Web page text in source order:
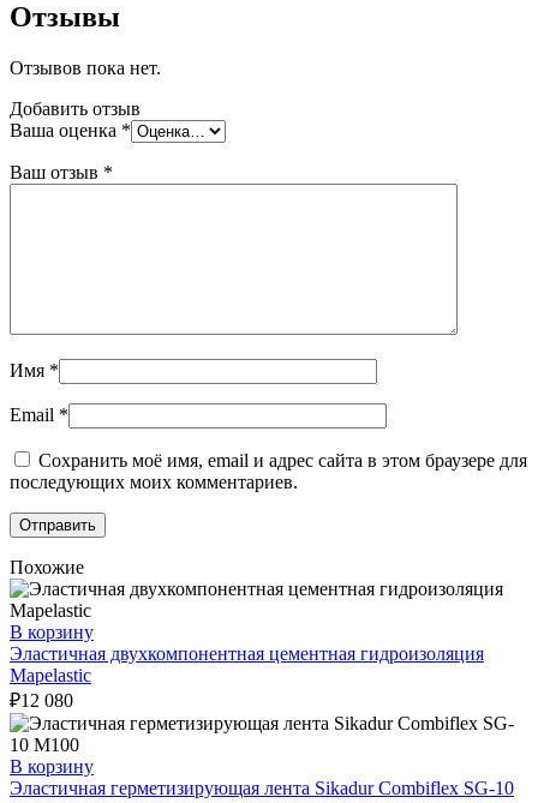
Отзывы
Отзывов пока нет.
Добавить отзыв
Ваша оценка *
Ваш отзыв *
Имя *
Email *
Сохранить моё имя, email и адрес сайта в этом браузере для
последующих моих комментариев.
Похожие
В корзину
Эластичная двухкомпонентная цементная гидроизоляция
Mapelastic
₽12 080
В корзину
Эластичная герметизирующая лента Sikadur Combiflex SG-10